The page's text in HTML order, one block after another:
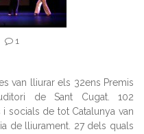
1
van lliurar els 32ens Premis
de Sant Cugat. 102
socials de tot Catalunya van
de lliurament. 27 dels quals